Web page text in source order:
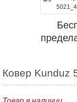
Ковер Kunduz